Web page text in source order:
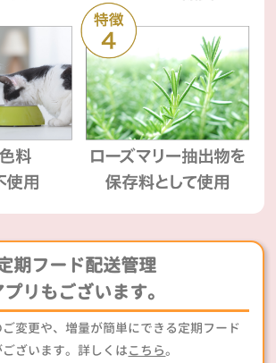
期フード配送管理
プリもございます。
変更や、増量が簡単にできる定期フード
ざいます。詳しくはこちら。